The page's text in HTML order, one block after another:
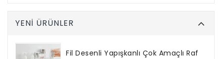
YENI ÜRÜNLER
Fil Desenli Yapışkanlı Çok Amaçlı Raf